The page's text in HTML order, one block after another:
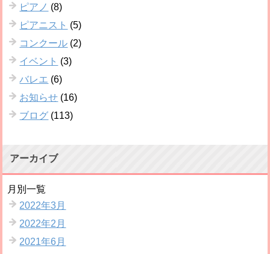
ピアノ (8)
ピアニスト (5)
コンクール (2)
イベント (3)
バレエ (6)
お知らせ (16)
ブログ (113)
アーカイブ
月別一覧
2022年3月
2022年2月
2021年6月